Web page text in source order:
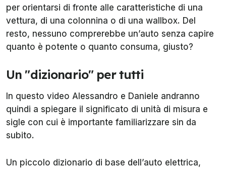
per orientarsi di fronte alle caratteristiche di una
vettura, di una colonnina o di una wallbox. Del
resto, nessuno comprerebbe un’auto senza capire
quanto è potente o quanto consuma, giusto?
Un "dizionario" per tutti
In questo video Alessandro e Daniele andranno
quindi a spiegare il significato di unità di misura e
sigle con cui è importante familiarizzare sin da
subito.
Un piccolo dizionario di base dell’auto elettrica,